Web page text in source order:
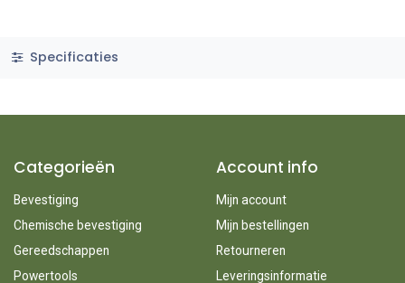
Specificaties
Categorieën
Bevestiging
Chemische bevestiging
Gereedschappen
Powertools
Account info
Mijn account
Mijn bestellingen
Retourneren
Leveringsinformatie